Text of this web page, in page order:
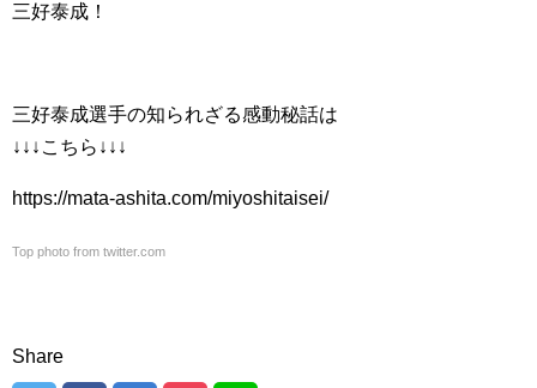
三好泰成！
三好泰成選手の知られざる感動秘話は
↓↓↓こちら↓↓↓
https://mata-ashita.com/miyoshitaisei/
Top photo from twitter.com
Share